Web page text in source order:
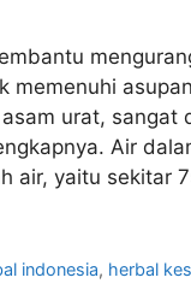
memenuhi
urat, sangat
Air
air, yaitu sekitar
indonesia, herbal